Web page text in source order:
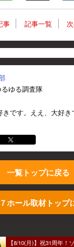
事 記事一覧
ゆる調査隊
です。ええ、大好
一覧トップに戻る
ホール取材トップ
【8/10(月)】祝31周年